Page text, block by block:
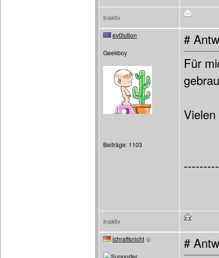
Inaktiv
ev0lution
Geekboy
Beiträge: 1103
#
Für
Inaktiv
ichraffsnicht
#